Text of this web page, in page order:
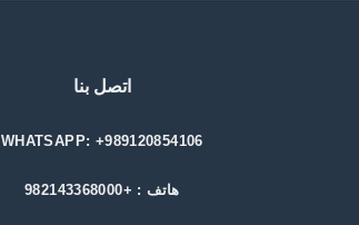
اتصل بنا
WHATSAPP: +989120854106
هاتف : +982143368000